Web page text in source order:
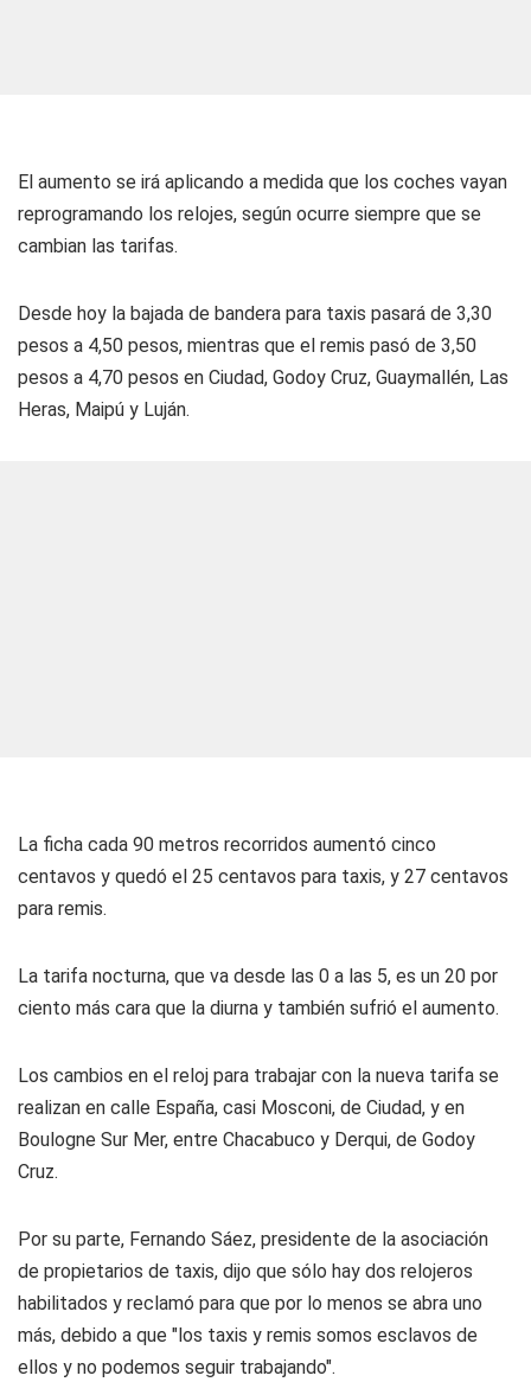
El aumento se irá aplicando a medida que los coches vayan
reprogramando los relojes, según ocurre siempre que se
cambian las tarifas.
Desde hoy la bajada de bandera para taxis pasará de 3,30
pesos a 4,50 pesos, mientras que el remis pasó de 3,50
pesos a 4,70 pesos en Ciudad, Godoy Cruz, Guaymallén, Las
Heras, Maipú y Luján.
La ficha cada 90 metros recorridos aumentó cinco
centavos y quedó el 25 centavos para taxis, y 27 centavos
para remis.
La tarifa nocturna, que va desde las 0 a las 5, es un 20 por
ciento más cara que la diurna y también sufrió el aumento.
Los cambios en el reloj para trabajar con la nueva tarifa se
realizan en calle España, casi Mosconi, de Ciudad, y en
Boulogne Sur Mer, entre Chacabuco y Derqui, de Godoy
Cruz.
Por su parte, Fernando Sáez, presidente de la asociación
de propietarios de taxis, dijo que sólo hay dos relojeros
habilitados y reclamó para que por lo menos se abra uno
más, debido a que "los taxis y remis somos esclavos de
ellos y no podemos seguir trabajando".